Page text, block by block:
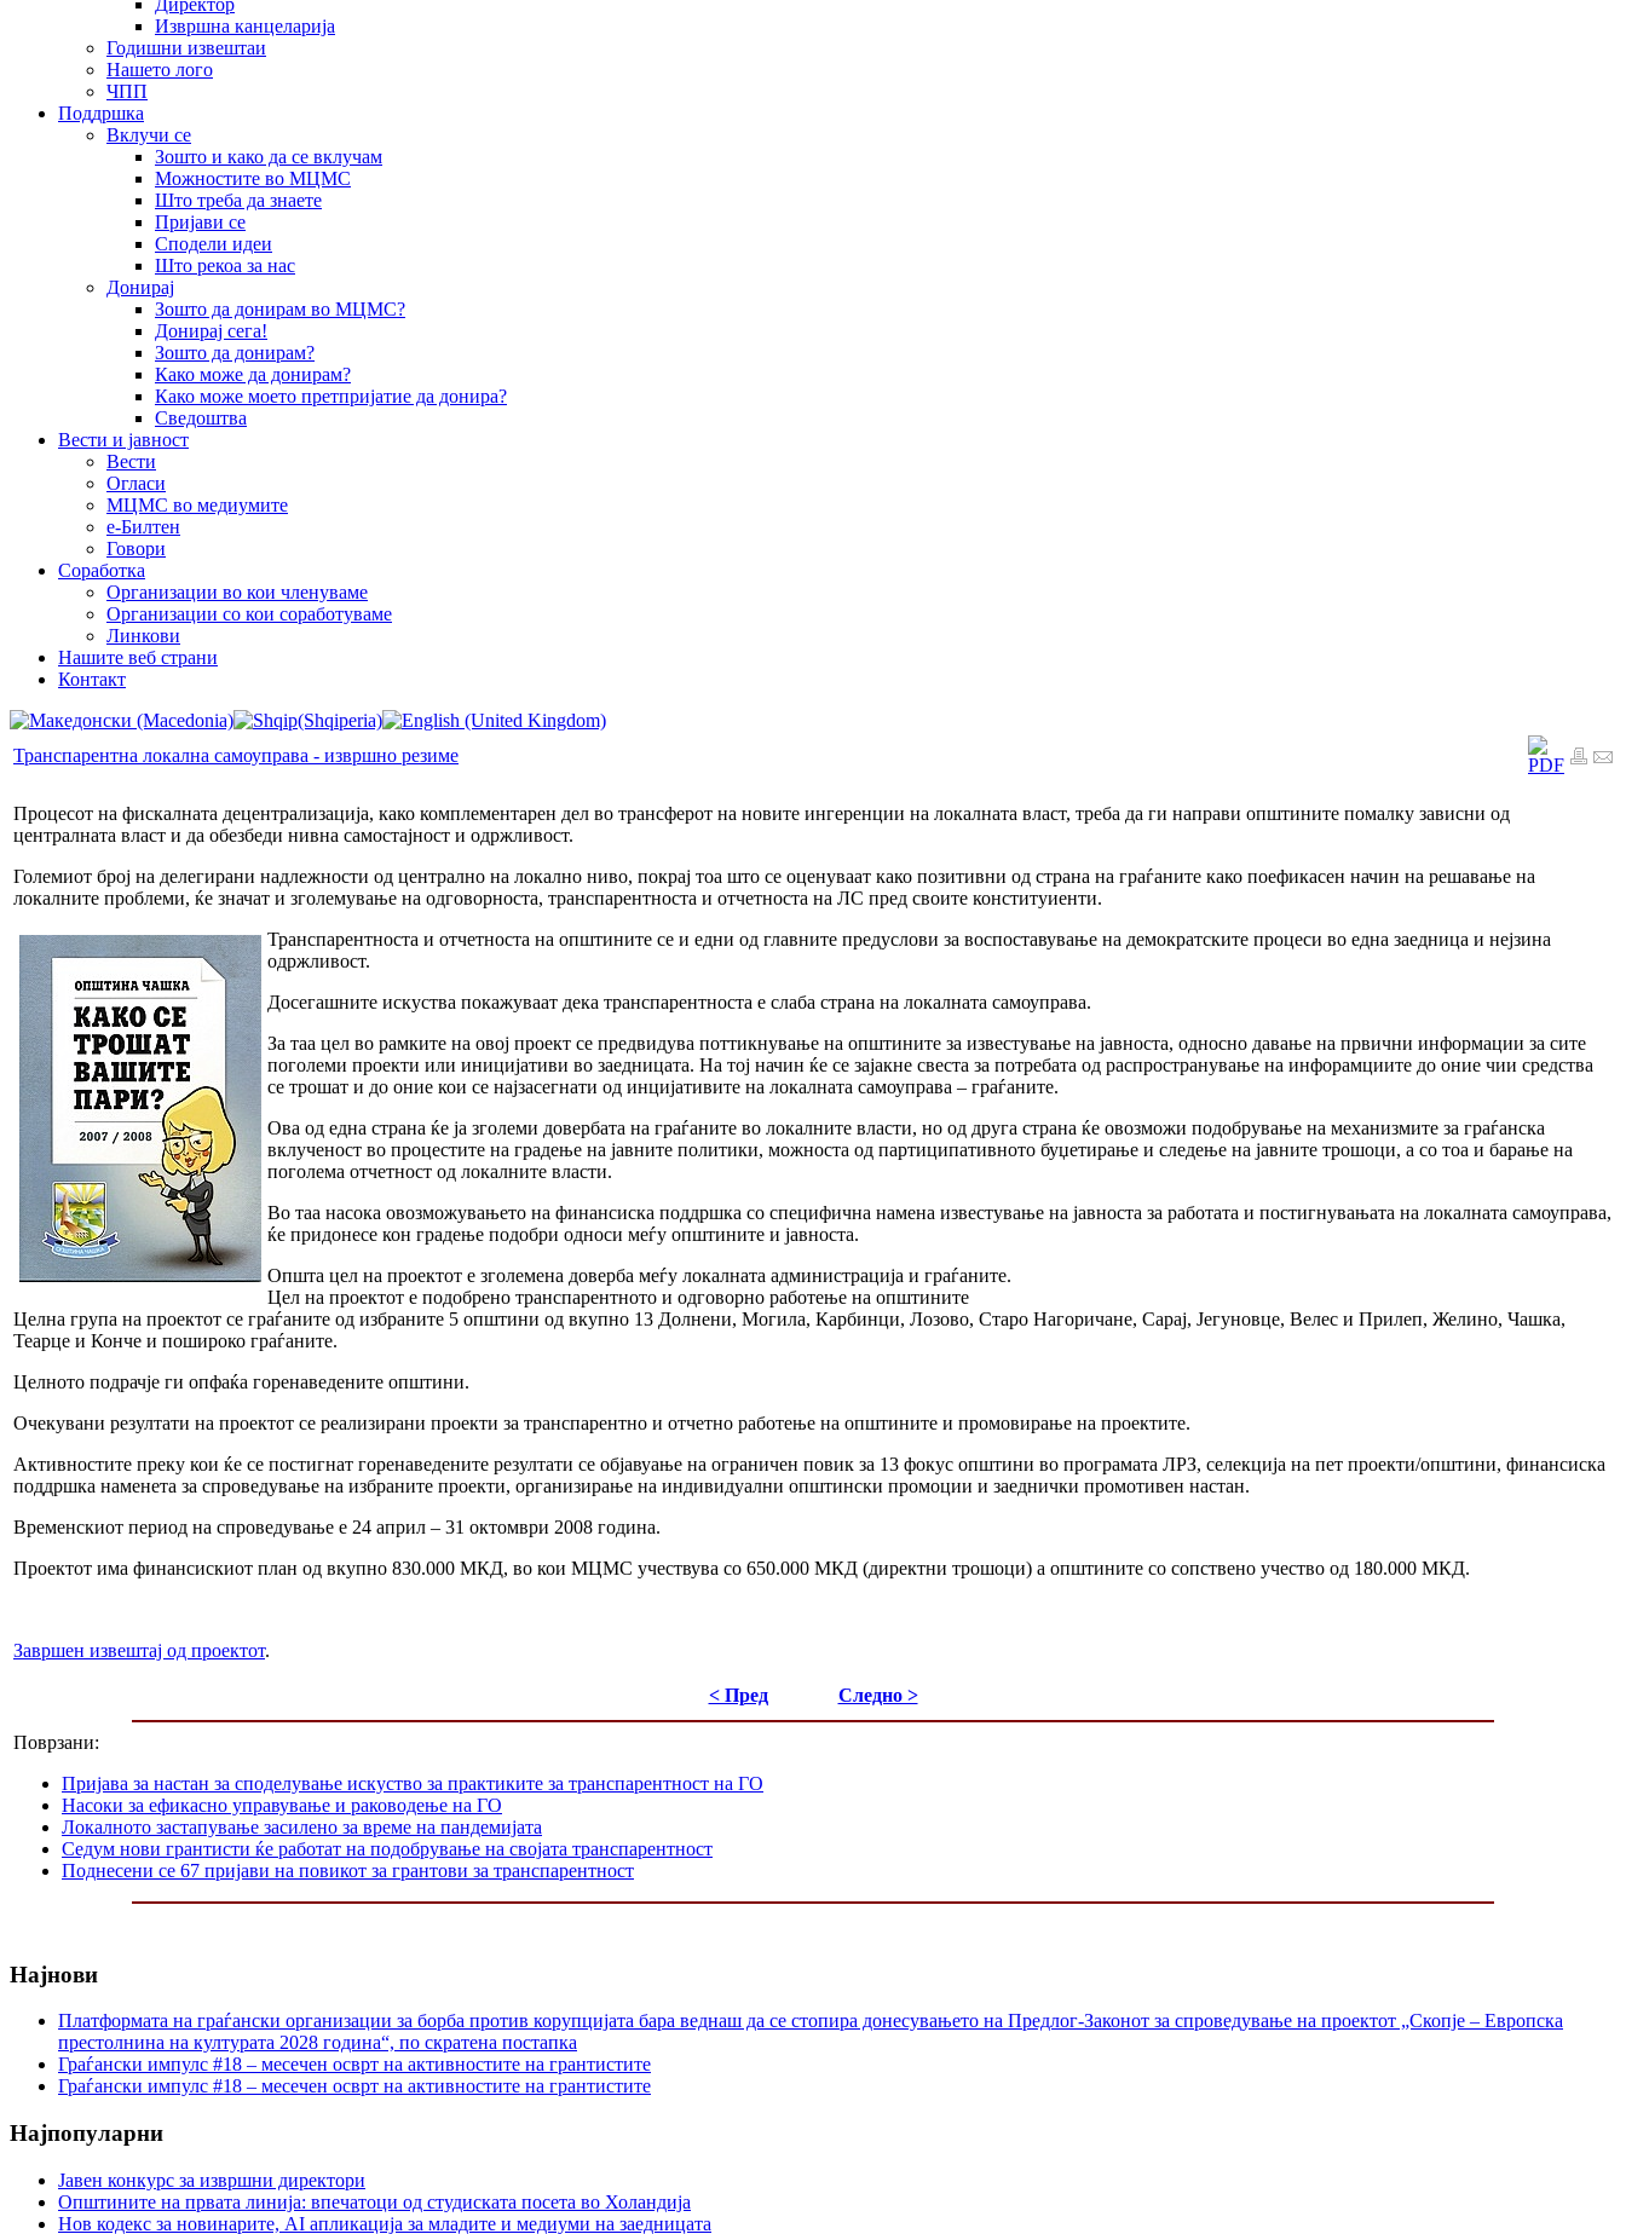
Извршна канцеларија
Годишни извештаи
Нашето лого
ЧПП
Поддршка
Вклучи се
Зошто и како да се вклучам
Можностите во МЦМС
Што треба да знаете
Пријави се
Сподели идеи
Што рекоа за нас
Донирај
Зошто да донирам во МЦМС?
Донирај сега!
Зошто да донирам?
Како може да донирам?
Како може моето претпријатие да донира?
Сведоштва
Вести и јавност
Вести
Огласи
МЦМС во медиумите
е-Билтен
Говори
Соработка
Организации во кои членуваме
Организации со кои соработуваме
Линкови
Нашите веб страни
Контакт
Транспарентна локална самоуправа - извршно резиме
Процесот на фискалната децентрализација, како комплементарен дел во трансферот на новите ингеренции на локалната власт, треба да ги направи општините помалку зависни од
централната власт и да обезбеди нивна самостајност и одржливост.
Големиот број на делегирани надлежности од централно на локално ниво, покрај тоа што се оценуваат како позитивни од страна на граѓаните како поефикасен начин на решавање на
локалните проблеми, ќе значат и зголемување на одговорноста, транспарентноста и отчетноста на ЛС пред своите конституиенти.
Транспарентноста и отчетноста на општините се и едни од главните предуслови за воспоставување на демократските процеси во една заедница и нејзина
одржливост.
Досегашните искуства покажуваат дека транспарентноста е слаба страна на локалната самоуправа.
За таа цел во рамките на овој проект се предвидува поттикнување на општините за известување на јавноста, односно давање на првични информации за сите
поголеми проекти или иницијативи во заедницата. На тој начин ќе се зајакне свеста за потребата од распространување на инфорамциите до оние чии средства
се трошат и до оние кои се најзасегнати од инцијативите на локалната самоуправа – граѓаните.
Ова од една страна ќе ја зголеми довербата на граѓаните во локалните власти, но од друга страна ќе овозможи подобрување на механизмите за граѓанска
вклученост во процестите на градење на јавните политики, можноста од партиципативното буџетирање и следење на јавните трошоци, а со тоа и барање на
поголема отчетност од локалните власти.
Во таа насока овозможувањето на финансиска поддршка со специфична намена известување на јавноста за работата и постигнувањата на локалната самоуправа,
ќе придонесе кон градење подобри односи меѓу општините и јавноста.
Општа цел на проектот е зголемена доверба меѓу локалната администрација и граѓаните.
Цел на проектот е подобрено транспарентното и одговорно работење на општините
Целна група на проектот се граѓаните од избраните 5 општини од вкупно 13 Долнени, Могила, Карбинци, Лозово, Старо Нагоричане, Сарај, Јегуновце, Велес и Прилеп, Желино, Чашка,
Теарце и Конче и пошироко граѓаните.
Целното подрачје ги опфаќа горенаведените општини.
Очекувани резултати на проектот се реализирани проекти за транспарентно и отчетно работење на општините и промовирање на проектите.
Активностите преку кои ќе се постигнат горенаведените резултати се објавуање на ограничен повик за 13 фокус општини во програмата ЛРЗ, селекција на пет проекти/општини, финансиска
поддршка наменета за спроведување на избраните проекти, организирање на индивидуални општински промоции и заеднички промотивен настан.
Временскиот период на спроведување е 24 април – 31 октомври 2008 година.
Проектот има финансискиот план од вкупно 830.000 МКД, во кои МЦМС учествува со 650.000 МКД (директни трошоци) а општините со сопствено учество од 180.000 МКД.
Завршен извештај од проектот.
< Пред Следно >
Поврзани:
Пријава за настан за споделување искуство за практиките за транспарентност на ГО
Насоки за ефикасно управување и раководење на ГО
Локалното застапување засилено за време на пандемијата
Седум нови грантисти ќе работат на подобрување на својата транспарентност
Поднесени се 67 пријави на повикот за грантови за транспарентност
Најнови
Платформата на граѓански организации за борба против корупцијата бара веднаш да се стопира донесувањето на Предлог-Законот за спроведување на проектот „Скопје – Европска
престолнина на културата 2028 година“, по скратена постапка
Граѓански импулс #18 – месечен осврт на активностите на грантистите
Граѓански импулс #18 – месечен осврт на активностите на грантистите
Најпопуларни
Јавен конкурс за извршни директори
Општините на првата линија: впечатоци од студиската посета во Холандија
Нов кодекс за новинарите, AI апликација за младите и медиуми на заедницата